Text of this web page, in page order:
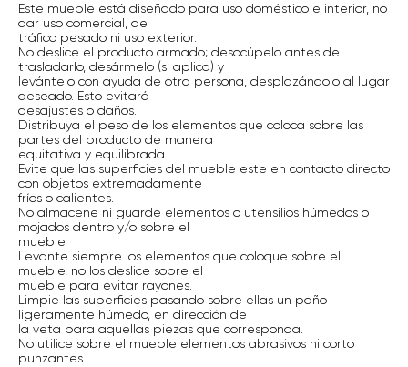
Este mueble está diseñado para uso doméstico e interior, no
dar uso comercial, de
tráfico pesado ni uso exterior.
No deslice el producto armado; desocúpelo antes de
trasladarlo, desármelo (si aplica) y
levántelo con ayuda de otra persona, desplazándolo al lugar
deseado. Esto evitará
desajustes o daños.
Distribuya el peso de los elementos que coloca sobre las
partes del producto de manera
equitativa y equilibrada.
Evite que las superficies del mueble este en contacto directo
con objetos extremadamente
fríos o calientes.
No almacene ni guarde elementos o utensilios húmedos o
mojados dentro y/o sobre el
mueble.
Levante siempre los elementos que coloque sobre el
mueble, no los deslice sobre el
mueble para evitar rayones.
Limpie las superficies pasando sobre ellas un paño
ligeramente húmedo, en dirección de
la veta para aquellas piezas que corresponda.
No utilice sobre el mueble elementos abrasivos ni corto
punzantes.